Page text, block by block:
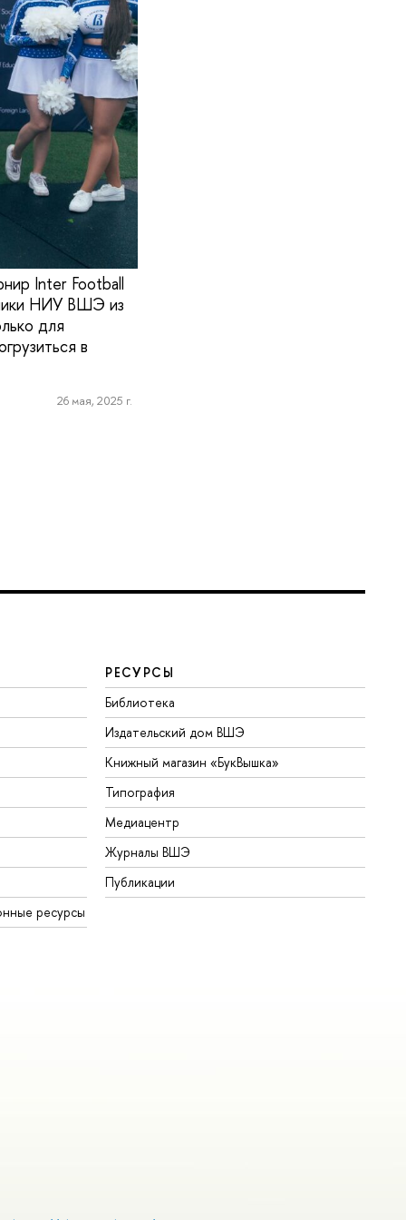
Inter Football
НИУ ВШЭ из
для
в
26 мая, 2025 г.
ресурсы
РЕСУРСЫ
Библиотека
Издательский дом ВШЭ
Книжный магазин «БукВышка»
Типография
Медиацентр
Журналы ВШЭ
Публикации